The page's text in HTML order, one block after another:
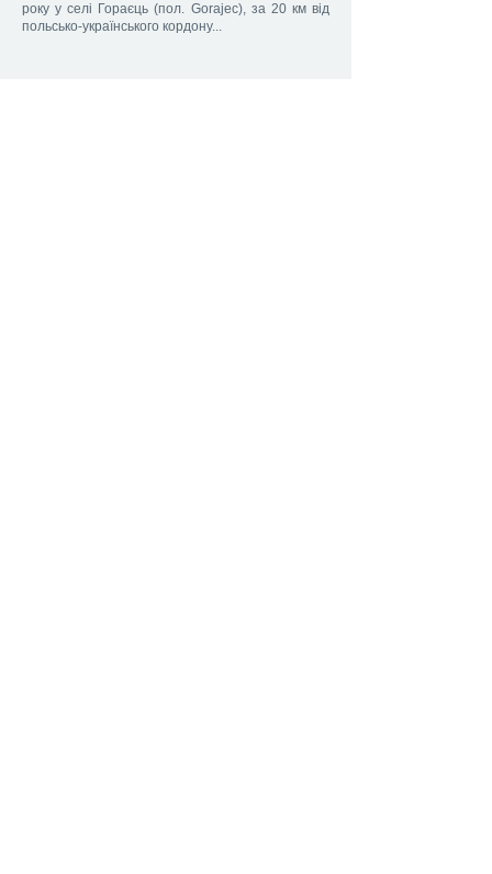
року у селі Гораєць (пол. Gorajec), за 20 км від
польсько-українського кордону...